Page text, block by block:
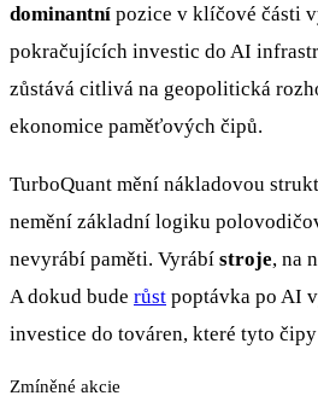
dominantní pozice v klíčové části
pokračujících investic do AI
zůstává citlivá na geopolitická
ekonomice paměťových čipů.
TurboQuant mění nákladovou
nemění základní logiku
nevyrábí paměti. Vyrábí stroje, na
A dokud bude růst poptávka po AI
investice do továren, které tyto
Zmíněné akcie